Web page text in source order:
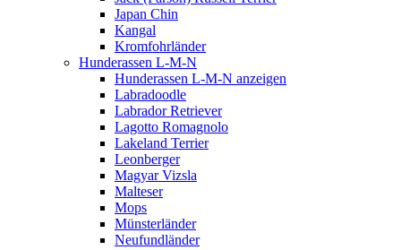
Japan Chin
Kangal
Kromfohrländer
Hunderassen L-M-N
Hunderassen L-M-N anzeigen
Labradoodle
Labrador Retriever
Lagotto Romagnolo
Lakeland Terrier
Leonberger
Magyar Vizsla
Malteser
Mops
Münsterländer
Neufundländer